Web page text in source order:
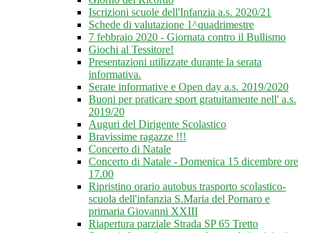
Iscrizioni scuole dell'Infanzia a.s. 2020/21
Schede di valutazione 1^quadrimestre
7 febbraio 2020 - Giornata contro il Bullismo
Giochi al Tessitore!
Presentazioni utilizzate durante la serata
informativa.
Serate informative e Open day a.s. 2019/2020
Buoni per praticare sport gratuitamente nell' a.s.
2019/20
Auguri del Dirigente Scolastico
Bravissime ragazze !!!
Concerto di Natale
Concerto di Natale - Domenica 15 dicembre ore
17.00
Ripristino orario autobus trasporto scolastico-
scuola dell'infanzia S.Maria del Pornaro e
primaria Giovanni XXIII
Riapertura parziale Strada SP 65 Tretto